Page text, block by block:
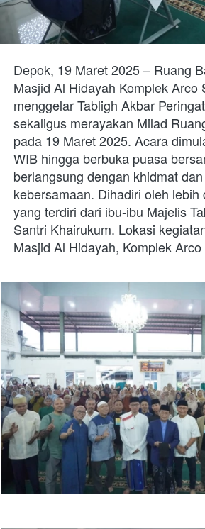
Depok, 19 Maret 2025 – Ruang
Masjid Al Hidayah Komplek Arco
menggelar Tabligh Akbar
sekaligus merayakan Milad
pada 19 Maret 2025. Acara
WIB hingga berbuka puasa
berlangsung dengan khidmat
kebersamaan. Dihadiri oleh
yang terdiri dari ibu-ibu Majelis
Santri Khairukum. Lokasi
Masjid Al Hidayah, Komplek